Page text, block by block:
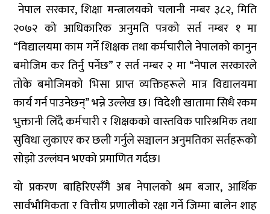
नेपाल सरकार, शिक्षा मन्त्रालयको चलानी नम्बर ३८२, मिति
२०७२ को आधिकारिक अनुमति पत्रको सर्त नम्बर १ मा
“विद्यालयमा काम गर्ने शिक्षक तथा कर्मचारीले नेपालको कानुन
बमोजिम कर तिर्नु पर्नेछ” र सर्त नम्बर २ मा “नेपाल सरकारले
तोके बमोजिमको भिसा प्राप्त व्यक्तिहरूले मात्र विद्यालयमा
कार्य गर्न पाउनेछन्” भन्ने उल्लेख छ। विदेशी खातामा सिधै रकम
भुक्तानी लिँदै कर्मचारी र शिक्षकको वास्तविक पारिश्रमिक तथा
सुविधा लुकाएर कर छली गर्नुले सञ्चालन अनुमतिका सर्तहरूको
सोझो उल्लंघन भएको प्रमाणित गर्दछ।
यो प्रकरण बाहिरिएसँगै अब नेपालको श्रम बजार, आर्थिक
सार्वभौमिकता र वित्तीय प्रणालीको रक्षा गर्ने जिम्मा बालेन शाह